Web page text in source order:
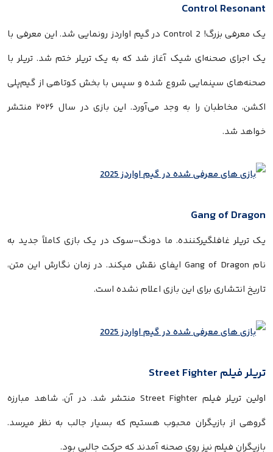
Control Resonant
یک معرفی بزرگ! Control 2 در گیم اواردز رونمایی شد. این معرفی با
یک اجرای صحنه‌ای شیک آغاز شد که به یک تریلر ختم شد. تریلر با
صحنه‌های سینمایی شروع شده و سپس با بخش کوتاهی از گیم‌پلی
اکشن، مخاطبان را به وجد می‌آورد. این بازی در سال ۲۰۲۶ منتشر
خواهد شد.
Gang of Dragon
یک تریلر غافلگیرکننده. ما دونگ-سوک در یک بازی کاملاً جدید به
نام Gang of Dragon ایفای نقش میکند. در زمان نگارش این متن،
تاریخ انتشاری برای این بازی اعلام نشده است.
تریلر فیلم Street Fighter
اولین تریلر فیلم Street Fighter منتشر شد. در آن، شاهد مبارزه
گروهی از بازیگران محبوب هستیم که بسیار جالب به نظر میرسد.
بازیگران فیلم نیز روی صحنه آمدند که حرکت جالبی بود.